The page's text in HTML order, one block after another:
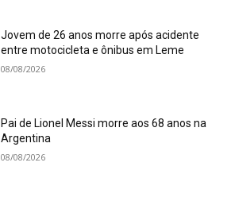
Jovem de 26 anos morre após acidente
entre motocicleta e ônibus em Leme
08/08/2026
Pai de Lionel Messi morre aos 68 anos na
Argentina
08/08/2026